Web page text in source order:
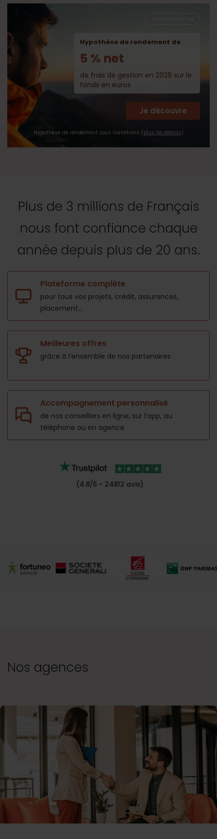
Hypothèse de rendement de
5 % net
de frais de gestion en 2026 sur le
fonds en euros
Hypothèse de rendement sous conditions ( plus de détails )
Je découvre
Plus de 3 millions de Français
nous font confiance chaque
année depuis plus de 20 ans.
Plateforme complète
pour tous vos projets, crédit, assurances,
placement...
Meilleures offres
grâce à l’ensemble de nos partenaires
Accompagnement personnalisé
de nos conseillers en ligne, sur l’app, au
téléphone ou en agence
(4.8/5 - 24812 avis)
Nos agences